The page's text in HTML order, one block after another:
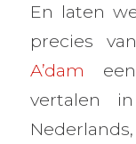
En laten
precies
A’dam
vertalen